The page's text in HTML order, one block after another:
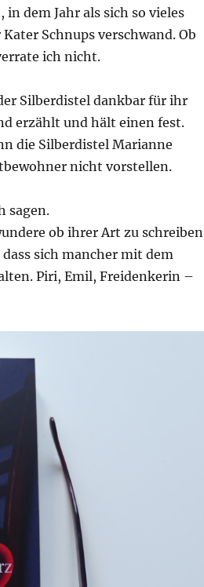
dem Jahr als sich so vieles
Schnups verschwand. Ob
ich nicht.
Silberdistel dankbar für ihr
erzählt und hält einen fest.
die Silberdistel Marianne
nicht vorstellen.
sagen.
ob ihrer Art zu schreiben
sich mancher mit dem
Piri, Emil, Freidenkerin –